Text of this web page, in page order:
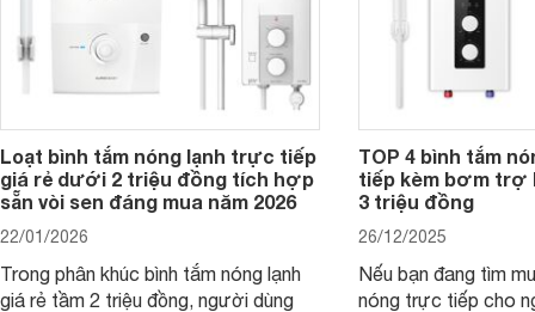
Loạt bình tắm nóng lạnh trực tiếp
giá rẻ dưới 2 triệu đồng tích hợp
sẵn vòi sen đáng mua năm 2026
22/01/2026
Trong phân khúc bình tắm nóng lạnh
giá rẻ tầm 2 triệu đồng, người dùng
TOP 4 bình tắm
tiếp kèm bơm
3 triệu đồng
26/12/2025
Nếu bạn đang tìm
nóng trực tiếp cho